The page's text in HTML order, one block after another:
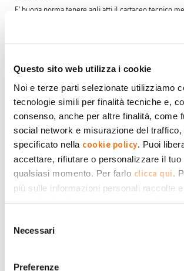
Questo sito web utilizza i cookie
Noi e terze parti selezionate utilizziamo
tecnologie simili per finalità tecniche e,
consenso, anche per altre finalità, come
social network e misurazione del traffico,
specificato nella cookie policy . Puoi
accettare, rifiutare o personalizzare il tuo
qualsiasi momento. Per farlo clicca qui .
più sulle informazioni personali raccolte
le quali tali informazioni saranno
delNecessari
Preferenze
E' buona norma tenere agli atti il cartaceo tecnico
traccia del corretto smaltimento del componente
Submitted by robzallo on Mar, 28/11/2017 - 18:01
+1
+2 -1
Torna Su Accedio registrati
Sab, 27/01/2018 - 10:43
M.
io ho installato un impianto
io ho installato un impianto da 3.67 kWp
tra un po' dovrò cambiare l'inverter (+ o
mi diceva la ditta) quindi dato che
Grazie